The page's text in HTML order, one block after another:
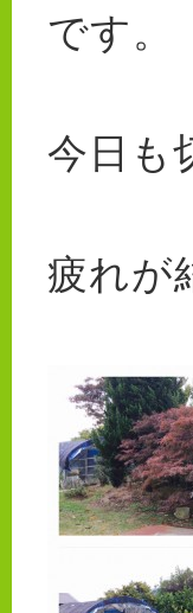
です。
今日も
疲れが